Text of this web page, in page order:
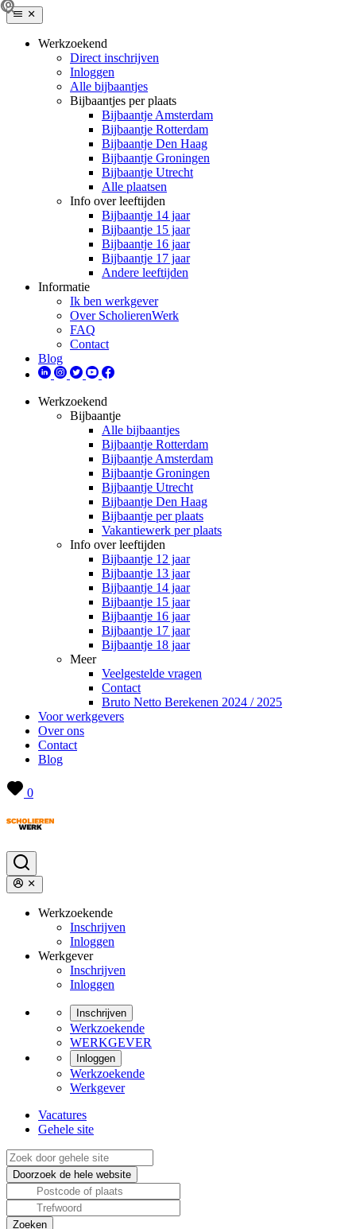
Werkzoekend
Direct inschrijven
Inloggen
Alle bijbaantjes
Bijbaantjes per plaats
Bijbaantje Amsterdam
Bijbaantje Rotterdam
Bijbaantje Den Haag
Bijbaantje Groningen
Bijbaantje Utrecht
Alle plaatsen
Info over leeftijden
Bijbaantje 14 jaar
Bijbaantje 15 jaar
Bijbaantje 16 jaar
Bijbaantje 17 jaar
Andere leeftijden
Informatie
Ik ben werkgever
Over ScholierenWerk
FAQ
Contact
Blog
Werkzoekend
Bijbaantje
Alle bijbaantjes
Bijbaantje Rotterdam
Bijbaantje Amsterdam
Bijbaantje Groningen
Bijbaantje Utrecht
Bijbaantje Den Haag
Bijbaantje per plaats
Vakantiewerk per plaats
Info over leeftijden
Bijbaantje 12 jaar
Bijbaantje 13 jaar
Bijbaantje 14 jaar
Bijbaantje 15 jaar
Bijbaantje 16 jaar
Bijbaantje 17 jaar
Bijbaantje 18 jaar
Meer
Veelgestelde vragen
Contact
Bruto Netto Berekenen 2024 / 2025
Voor werkgevers
Over ons
Contact
Blog
0
Werkzoekende
Inschrijven
Inloggen
Werkgever
Inschrijven
Inloggen
Inschrijven
Werkzoekende
WERKGEVER
Inloggen
Werkzoekende
Werkgever
Vacatures
Gehele site